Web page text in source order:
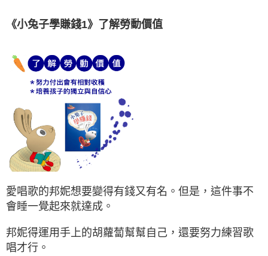
《小兔子學賺錢1》了解勞動價值
愛唱歌的邦妮想要變得有錢又有名。但是，這件事不
會睡一覺起來就達成。
邦妮得運用手上的胡蘿蔔幫幫自己，還要努力練習歌
唱才行。